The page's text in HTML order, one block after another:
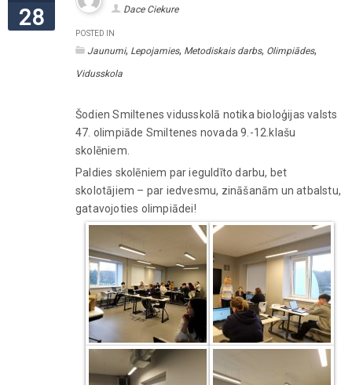
28 Dace Ciekure
POSTED IN
Jaunumi, Lepojamies, Metodiskais darbs, Olimpiādes,
Vidusskola
Šodien Smiltenes vidusskolā notika bioloģijas valsts
47. olimpiāde Smiltenes novada 9.-12.klašu
skolēniem.
Paldies skolēniem par ieguldīto darbu, bet
skolotājiem – par iedvesmu, zināšanām un atbalstu,
gatavojoties olimpiādei!